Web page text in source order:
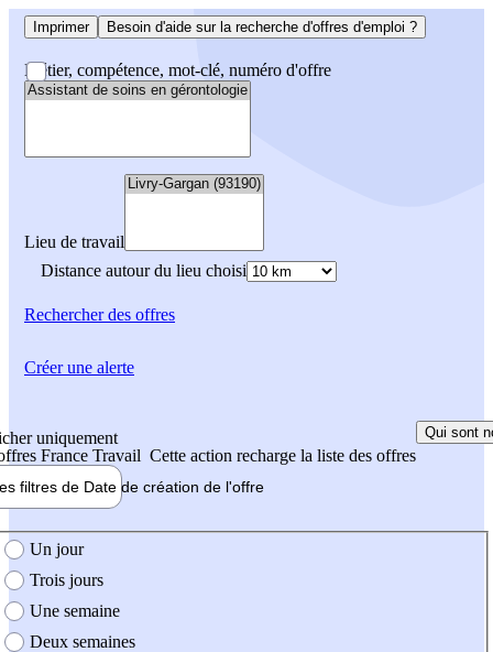
Imprimer Besoin d'aide sur la recherche d'offres d'emploi ?
Métier, compétence, mot-clé, numéro d'offre
Lieu de travail
Distance autour du lieu choisi
Rechercherdes offres
uniquement
France Travail Cette action recharge la liste des offres
Qui sont
filtres de Date de création de l'offre
création de l'offre
Un jour
Trois jours
Une semaine
Deux semaines
Créer une alerte